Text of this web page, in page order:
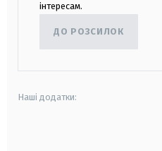
інтересам.
ДО РОЗСИЛОК
Наші додатки: